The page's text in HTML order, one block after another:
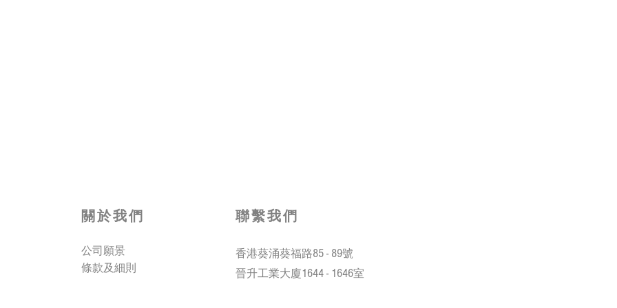
關於我們
公司願景
條款及細則
聯繫我們
香港葵涌葵福路85 - 89號
晉升工業大廈1644 - 1646室